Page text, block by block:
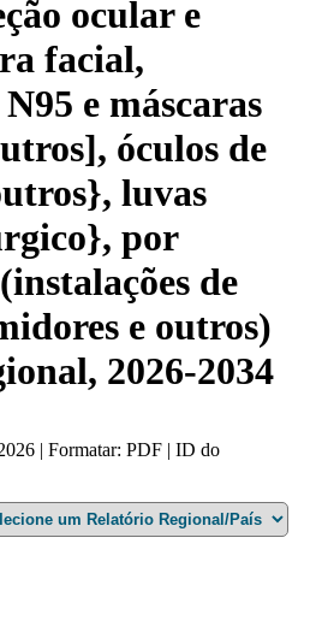
ocular e
facial,
e máscaras
óculos de
luvas
por
de
e outros)
2026-2034
| Formatar: PDF | ID do